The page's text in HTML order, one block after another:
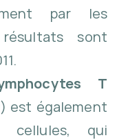
par les
sont
T
est également
cellules, qui